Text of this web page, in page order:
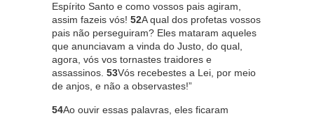
Espírito Santo e como vossos pais agiram,
assim fazeis vós! 52A qual dos profetas vossos
pais não perseguiram? Eles mataram aqueles
que anunciavam a vinda do Justo, do qual,
agora, vós vos tornastes traidores e
assassinos. 53Vós recebestes a Lei, por meio
de anjos, e não a observastes!”
54Ao ouvir essas palavras, eles ficaram